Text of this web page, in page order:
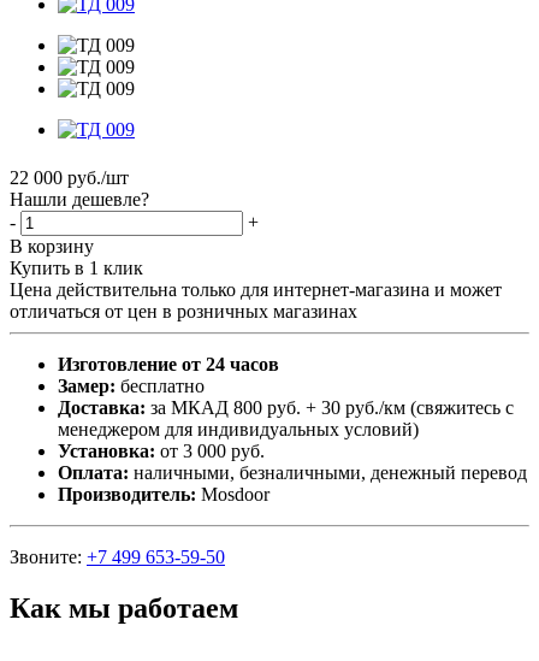
22 000 руб./шт
Нашли дешевле?
-
+
В корзину
Купить в 1 клик
Цена действительна только для интернет-магазина и может
отличаться от цен в розничных магазинах
Изготовление от 24 часов
Замер: бесплатно
Доставка: за МКАД 800 руб. + 30 руб./км (свяжитесь с
менеджером для индивидуальных условий)
Установка: от 3 000 руб.
Оплата: наличными, безналичными, денежный перевод
Производитель: Mosdoor
Звоните: +7 499 653-59-50
Как мы работаем